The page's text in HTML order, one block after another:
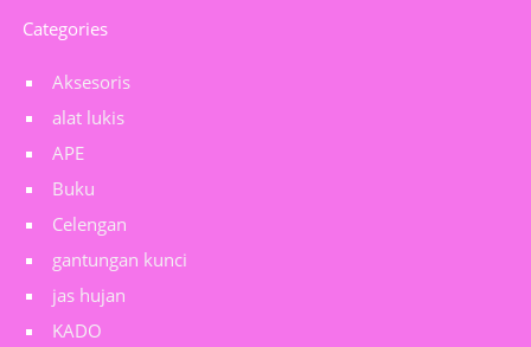
Categories
Aksesoris
alat lukis
APE
Buku
Celengan
gantungan kunci
jas hujan
KADO